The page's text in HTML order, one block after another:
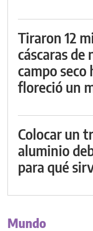
Tiraron 12
cáscaras de
campo seco
floreció un
Colocar un
aluminio
para qué
Mundo